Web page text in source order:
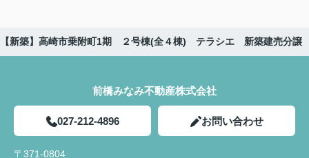
【新築】高崎市乗附町1期 ２号棟(全４棟) テラシエ 新築建売分譲
前橋みなみ不動産株式会社
027-212-4896 お問い合わせ
〒371-0804